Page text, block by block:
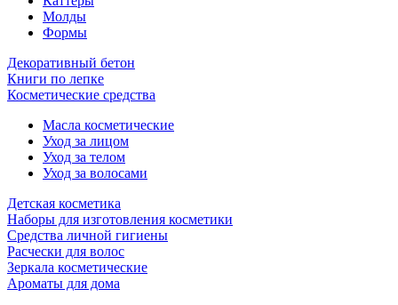
Молды
Формы
Декоративный бетон
Книги по лепке
Косметические средства
Масла косметические
Уход за лицом
Уход за телом
Уход за волосами
Детская косметика
Наборы для изготовления косметики
Средства личной гигиены
Расчески для волос
Зеркала косметические
Ароматы для дома